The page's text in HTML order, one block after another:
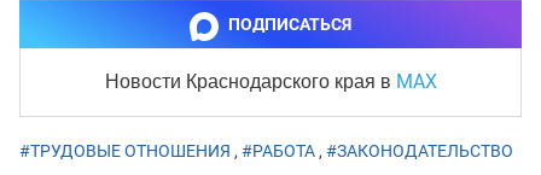
ПОДПИСАТЬСЯ
Новости Краснодарского края в MAX
#ТРУДОВЫЕ ОТНОШЕНИЯ , #РАБОТА, #ЗАКОНОДАТЕЛЬСТВО